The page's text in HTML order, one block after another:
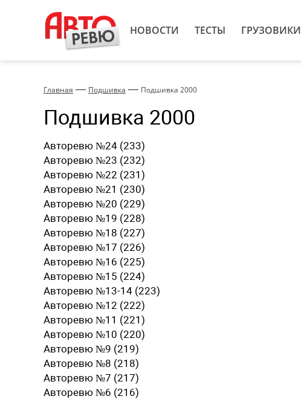
НОВОСТИ ТЕСТЫ ГРУЗОВИКИ
Главная — Подшивка — Подшивка 2000
Подшивка 2000
Авторевю №24 (233)
Авторевю №23 (232)
Авторевю №22 (231)
Авторевю №21 (230)
Авторевю №20 (229)
Авторевю №19 (228)
Авторевю №18 (227)
Авторевю №17 (226)
Авторевю №16 (225)
Авторевю №15 (224)
Авторевю №13-14 (223)
Авторевю №12 (222)
Авторевю №11 (221)
Авторевю №10 (220)
Авторевю №9 (219)
Авторевю №8 (218)
Авторевю №7 (217)
Авторевю №6 (216)